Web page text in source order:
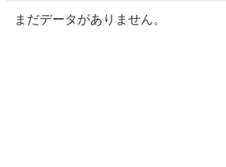
まだデータがありません。